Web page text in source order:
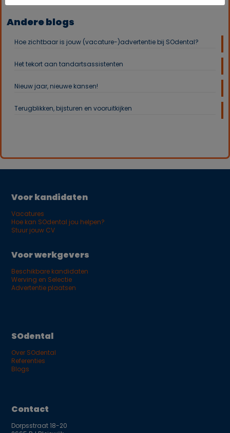
Andere blogs
Hoe zichtbaar is jouw (vacature-)advertentie bij SOdental?
Het tekort aan tandartsassistenten
Nieuw jaar, nieuwe kansen!
Terugblikken, bijsturen en vooruitkijken
Voor kandidaten
Vacatures
Hoe kan SOdental jou helpen?
Stuur jouw CV
Voor werkgevers
Beschikbare kandidaten
Werving en Selectie
Advertentie plaatsen
SOdental
Over SOdental
Referenties
Blogs
Contact
Dorpsstraat 18-20